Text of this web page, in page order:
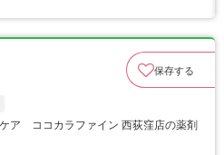
保存する
ア ココカラファイン 西荻窪店の薬剤